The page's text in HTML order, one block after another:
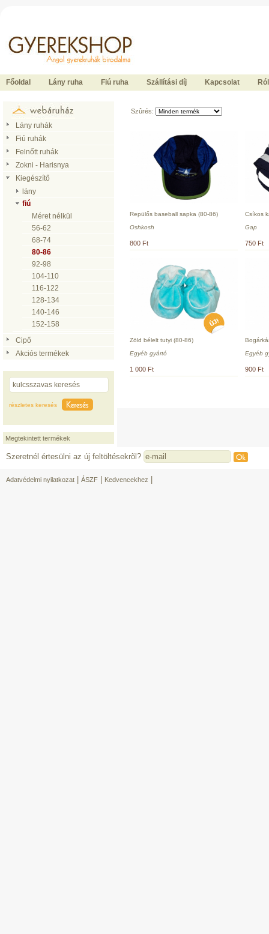
Főoldal Lány ruha Fiú ruha Szállítási díj Kapcsolat
Lány ruhák
Fiú ruhák
Felnőtt ruhák
Zokni - Harisnya
Kiegészítő
lány
fiú
Méret nélkül
56-62
68-74
80-86
92-98
104-110
116-122
128-134
140-146
152-158
Cipő
Akciós termékek
részletes keresés
Megtekintett termékek
Szûrés:
Repülős baseball sapka (80-86)
Oshkosh
800 Ft
Csíkos
Gap
750 Ft
Zöld bélelt tutyi (80-86)
Egyéb gyártó
1 000 Ft
Egyéb
900 Ft
Szeretnél értesülni az új feltöltésekrõl?
Adatvédelmi nyilatkozat ÁSZF Kedvencekhez